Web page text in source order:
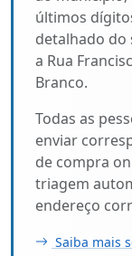
últimos
detalhado do
a Rua
Branco.
Todas as
enviar
de compra
triagem
endereço
Saiba mais